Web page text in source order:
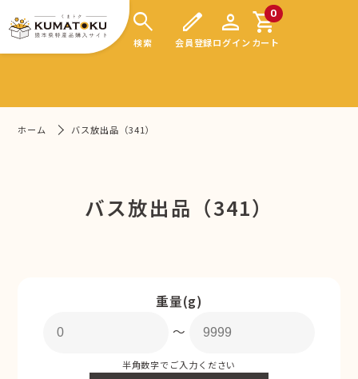
search
検索
edit
会員登録
person
ログイン
0
shopping_cart
カート
ホーム バス放出品（341）
バス放出品（341）
重量(g)
〜
半角数字でご入力ください